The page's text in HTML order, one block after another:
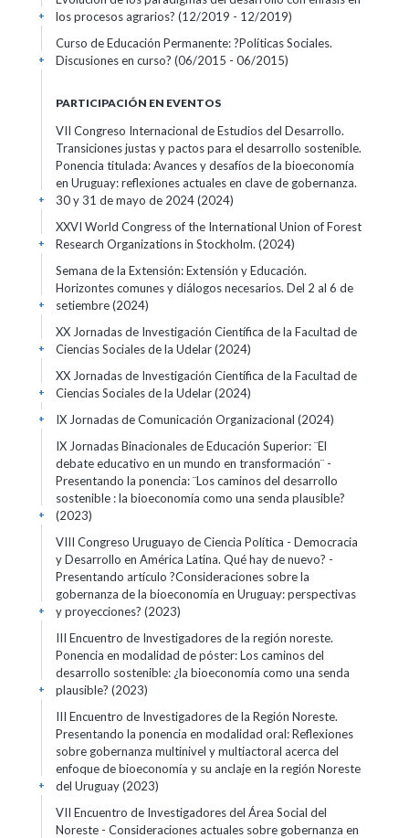
los procesos agrarios? (12/2019 - 12/2019)
+
Curso de Educación Permanente: ?Políticas Sociales.
Discusiones en curso? (06/2015 - 06/2015)
+
PARTICIPACIÓN EN EVENTOS
VII Congreso Internacional de Estudios del Desarrollo.
Transiciones justas y pactos para el desarrollo sostenible.
Ponencia titulada: Avances y desafíos de la bioeconomía
en Uruguay: reflexiones actuales en clave de gobernanza.
30 y 31 de mayo de 2024(2024)
+
XXVI World Congress of the International Union of Forest
Research Organizations in Stockholm. (2024)
+
Semana de la Extensión: Extensión y Educación.
Horizontes comunes y diálogos necesarios. Del 2 al 6 de
setiembre(2024)
+
XX Jornadas de Investigación Científica de la Facultad de
Ciencias Sociales de la Udelar(2024)
+
XX Jornadas de Investigación Científica de la Facultad de
Ciencias Sociales de la Udelar(2024)
+
IX Jornadas de Comunicación Organizacional (2024)
+
IX Jornadas Binacionales de Educación Superior: ¨El
debate educativo en un mundo en transformación¨ -
Presentando la ponencia: ¨Los caminos del desarrollo
sostenible : la bioeconomía como una senda plausible?
(2023)
+
VIII Congreso Uruguayo de Ciencia Política - Democracia
y Desarrollo en América Latina. Qué hay de nuevo? -
Presentando artículo ?Consideraciones sobre la
gobernanza de la bioeconomía en Uruguay: perspectivas
y proyecciones? (2023)
+
III Encuentro de Investigadores de la región noreste.
Ponencia en modalidad de póster: Los caminos del
desarrollo sostenible: ¿la bioeconomía como una senda
plausible? (2023)
+
III Encuentro de Investigadores de la Región Noreste.
Presentando la ponencia en modalidad oral: Reflexiones
sobre gobernanza multinivel y multiactoral acerca del
enfoque de bioeconomía y su anclaje en la región Noreste
del Uruguay(2023)
+
VII Encuentro de Investigadores del Área Social del
Noreste - Consideraciones actuales sobre gobernanza en